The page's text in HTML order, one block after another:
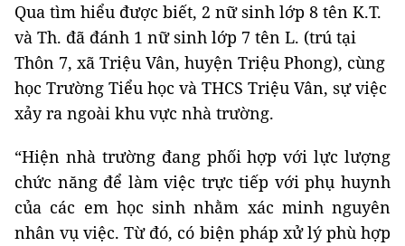
Qua tìm hiểu được biết, 2 nữ sinh lớp 8 tên K.T.
và Th. đã đánh 1 nữ sinh lớp 7 tên L. (trú tại
Thôn 7, xã Triệu Vân, huyện Triệu Phong), cùng
học Trường Tiểu học và THCS Triệu Vân, sự việc
xảy ra ngoài khu vực nhà trường.
“Hiện nhà trường đang phối hợp với lực lượng
chức năng để làm việc trực tiếp với phụ huynh
của các em học sinh nhằm xác minh nguyên
nhân vụ việc. Từ đó, có biện pháp xử lý phù hợp